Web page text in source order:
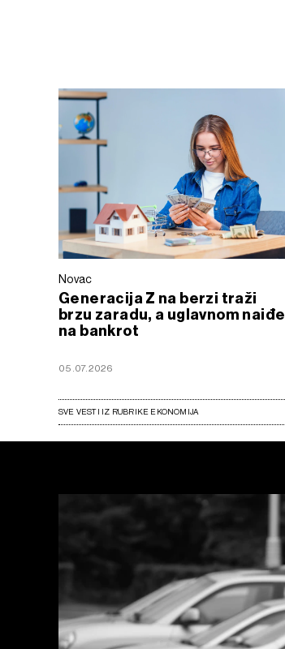
Novac
Generacija Z na berzi traži
brzu zaradu, a uglavnom naiđe
na bankrot
05.07.2026
SVE VESTI IZ RUBRIKE EKONOMIJA